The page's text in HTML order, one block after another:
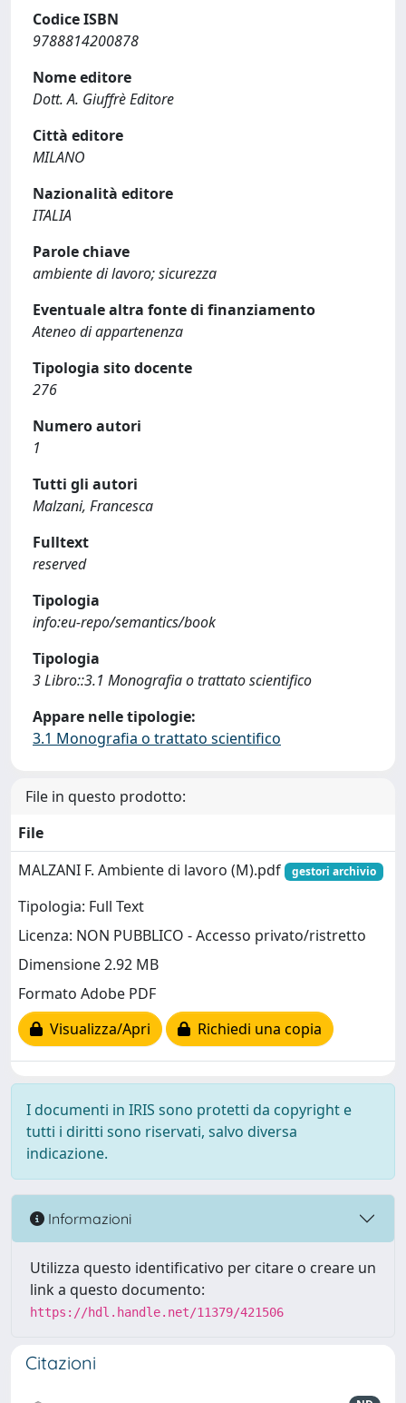
Codice ISBN
9788814200878
Nome editore
Dott. A. Giuffrè Editore
Città editore
MILANO
Nazionalità editore
ITALIA
Parole chiave
ambiente di lavoro; sicurezza
Eventuale altra fonte di finanziamento
Ateneo di appartenenza
Tipologia sito docente
276
Numero autori
1
Tutti gli autori
Malzani, Francesca
Fulltext
reserved
Tipologia
info:eu-repo/semantics/book
Tipologia
3 Libro::3.1 Monografia o trattato scientifico
Appare nelle tipologie:
3.1 Monografia o trattato scientifico
File in questo prodotto:
File
MALZANI F. Ambiente di lavoro (M).pdf
gestori archivio
Tipologia: Full Text
Licenza: NON PUBBLICO - Accesso privato/ristretto
Dimensione 2.92 MB
Formato Adobe PDF
Visualizza/Apri
Richiedi una copia
I documenti in IRIS sono protetti da copyright e
tutti i diritti sono riservati, salvo diversa
indicazione.
Informazioni
Utilizza questo identificativo per citare o creare un
link a questo documento:
https://hdl.handle.net/11379/421506
Citazioni